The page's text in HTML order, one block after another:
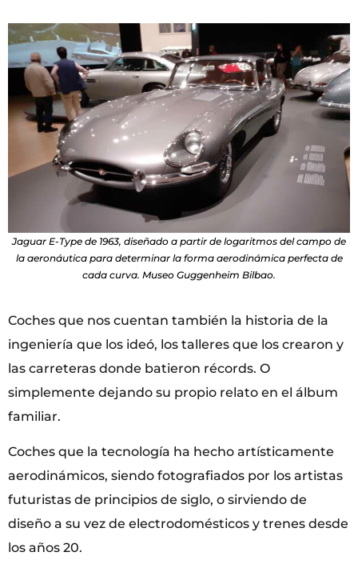
Jaguar E-Type de 1963, diseñado a partir de logaritmos del campo de
la aeronáutica para determinar la forma aerodinámica perfecta de
cada curva. Museo Guggenheim Bilbao.
Coches que nos cuentan también la historia de la
ingeniería que los ideó, los talleres que los crearon y
las carreteras donde batieron récords. O
simplemente dejando su propio relato en el álbum
familiar.
Coches que la tecnología ha hecho artísticamente
aerodinámicos, siendo fotografiados por los artistas
futuristas de principios de siglo, o sirviendo de
diseño a su vez de electrodomésticos y trenes desde
los años 20.